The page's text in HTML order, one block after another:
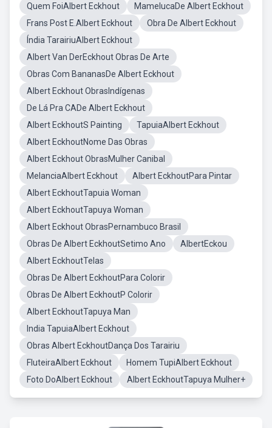
Quem FoiAlbert Eckhout
MamelucaDe Albert Eckhout
Frans Post E.Albert Eckhout
Obra De Albert Eckhout
Índia TarairiuAlbert Eckhout
Albert Van DerEckhout Obras De Arte
Obras Com BananasDe Albert Eckhout
Albert Eckhout ObrasIndígenas
De Lá Pra CADe Albert Eckhout
Albert EckhoutS Painting
TapuiaAlbert Eckhout
Albert EckhoutNome Das Obras
Albert Eckhout ObrasMulher Canibal
MelanciaAlbert Eckhout
Albert EckhoutPara Pintar
Albert EckhoutTapuia Woman
Albert EckhoutTapuya Woman
Albert Eckhout ObrasPernambuco Brasil
Obras De Albert EckhoutSetimo Ano
AlbertEckou
Albert EckhoutTelas
Obras De Albert EckhoutPara Colorir
Obras De Albert EckhoutP Colorir
Albert EckhoutTapuya Man
India TapuiaAlbert Eckhout
Obras Albert EckhoutDança Dos Tarairiu
FluteiraAlbert Eckhout
Homem TupiAlbert Eckhout
Foto DoAlbert Eckhout
Albert EckhoutTapuya Mulher+